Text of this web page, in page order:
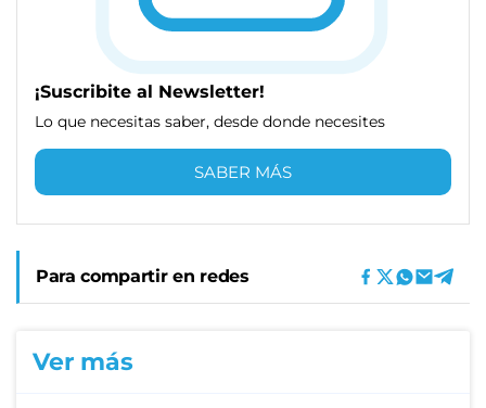
¡Suscribite al Newsletter!
Lo que necesitas saber, desde donde necesites
SABER MÁS
Para compartir en redes
Ver más